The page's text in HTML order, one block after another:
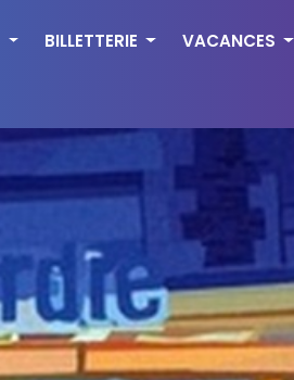
BILLETTERIE VACANCES